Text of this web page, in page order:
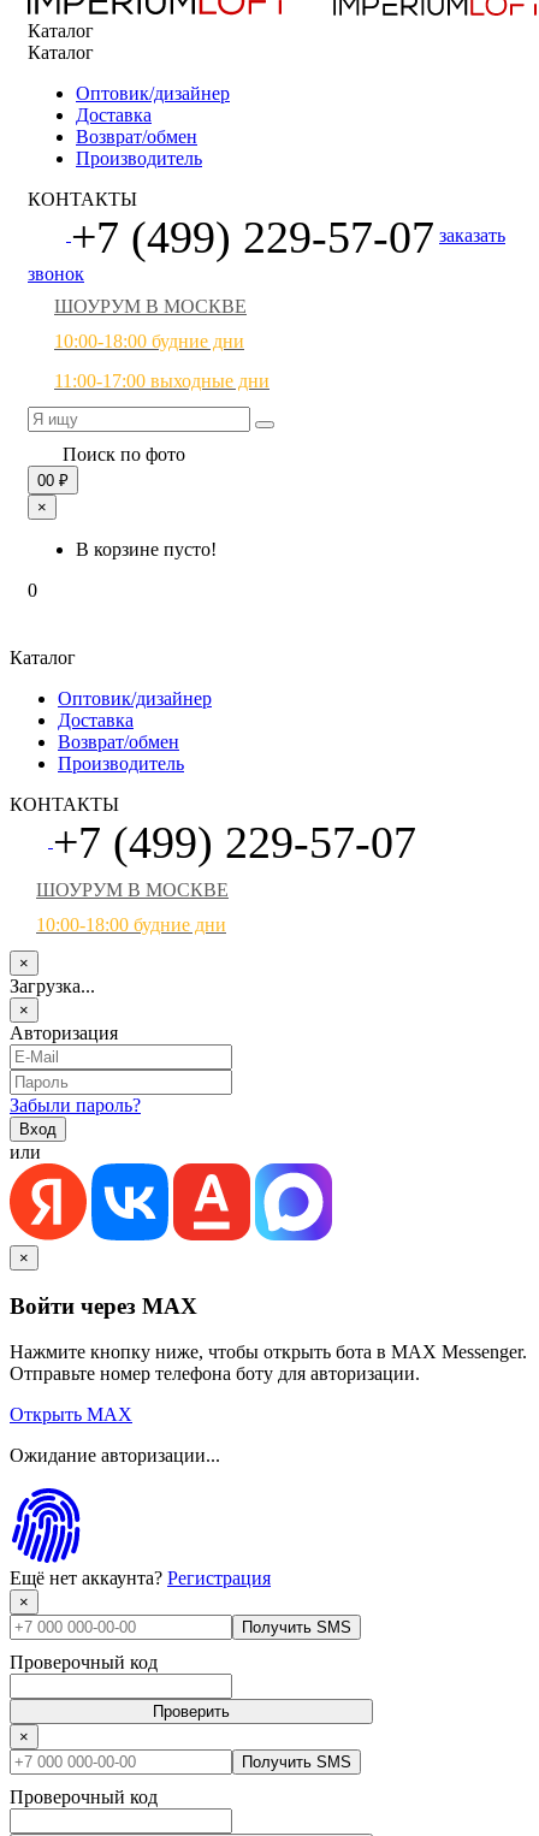
Каталог
Каталог
Оптовик/дизайнер
Доставка
Возврат/обмен
Производитель
КОНТАКТЫ
+7 (499) 229-57-07 заказать
звонок
ШОУРУМ В МОСКВЕ
10:00-18:00 будние дни
11:00-17:00 выходные дни
Поиск по фото
00 ₽
×
В корзине пусто!
0
Каталог
Оптовик/дизайнер
Доставка
Возврат/обмен
Производитель
КОНТАКТЫ
+7 (499) 229-57-07
ШОУРУМ В МОСКВЕ
10:00-18:00 будние дни
×
Загрузка...
×
Авторизация
Забыли пароль?
или
×
Войти через MAX
Нажмите кнопку ниже, чтобы открыть бота в MAX Messenger.
Отправьте номер телефона боту для авторизации.
Открыть MAX
Ожидание авторизации...
Ещё нет аккаунта? Регистрация
×
Получить SMS
Проверочный код
Проверить
×
Получить SMS
Проверочный код